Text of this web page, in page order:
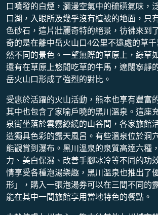
口噴發的白煙，瀰漫空氣中的硫磺氣味，
口湖，入眼所及幾乎沒有植被的地面，只
色砂石，這片壯麗奇特的絕景，彷彿來到
奇的是在離中岳火山口4公里不遠處的草
然不同的景色。一望無際的草原上，綠草
還有在草原上悠閒吃草的牛馬，遼闊寧靜
岳火山口形成了強烈的對比。
受惠於活躍的火山活動，熊本也享有豐富
其中也包含了家喻戶曉的黑川溫泉。這座
泉街坐落於雲霧繚繞的山谷間，各家旅館
造獨具色彩的露天風呂。有些溫泉位於洞
能觀賞到瀑布。黑川溫泉的泉質高達六種
力、美白保濕、改善手腳冰冷等不同的功
情享受各種泡湯樂趣，黑川溫泉也推出了
形」，購入一張泡湯券可以在三間不同的
能在其中一間旅館享用當地特色的餐點。